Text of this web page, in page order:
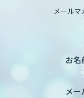
メール
お名
メ